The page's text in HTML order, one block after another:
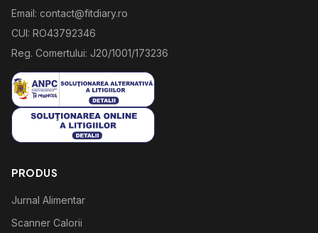
Email: contact@fitdiary.ro
CUI: RO43792346
Reg. Comertului: J20/1001/173236
PRODUS
Jurnal Alimentar
Scanner Calorii